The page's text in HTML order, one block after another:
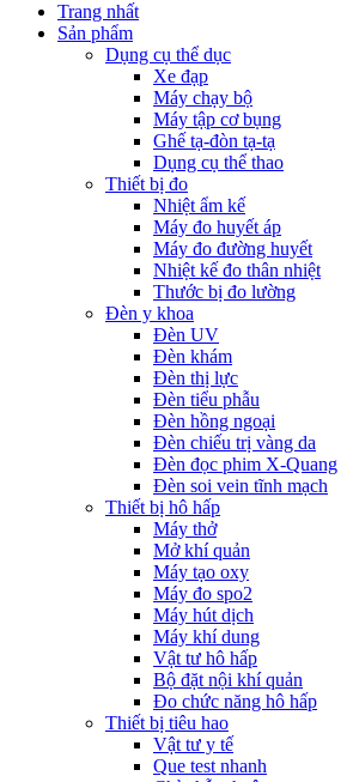
Trang nhất
Sản phẩm
Dụng cụ thể dục
Xe đạp
Máy chạy bộ
Máy tập cơ bụng
Ghế tạ-đòn tạ-tạ
Dụng cụ thể thao
Thiết bị đo
Nhiệt ẩm kế
Máy đo huyết áp
Máy đo đường huyết
Nhiệt kế đo thân nhiệt
Thước bị đo lường
Đèn y khoa
Đèn UV
Đèn khám
Đèn thị lực
Đèn tiểu phẫu
Đèn hồng ngoại
Đèn chiếu trị vàng da
Đèn đọc phim X-Quang
Đèn soi vein tĩnh mạch
Thiết bị hô hấp
Máy thở
Mở khí quản
Máy tạo oxy
Máy đo spo2
Máy hút dịch
Máy khí dung
Vật tư hô hấp
Bộ đặt nội khí quản
Đo chức năng hô hấp
Thiết bị tiêu hao
Vật tư y tế
Que test nhanh